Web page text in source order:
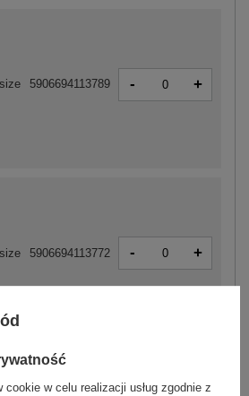
5906694113789 - +
5906694113772 - +
w celu realizacji usług zgodnie z